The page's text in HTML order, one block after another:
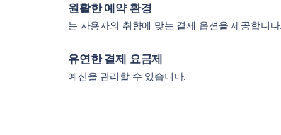
원활한 예약 환경
는 사용자의 취향에 맞는 결제 옵션을 제공합니다.
유연한 결제 요금제
예산을 관리할 수 있습니다.